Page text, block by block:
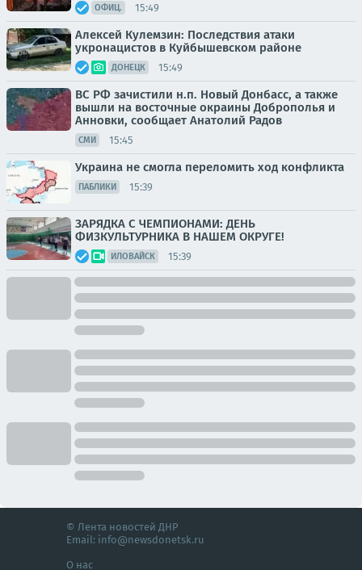
ОФИЦ. 15:49
Алексей Кулемзин: Последствия атаки
укронацистов в Куйбышевском районе
ДОНЕЦК 15:49
ВС РФ зачистили н.п. Новый Донбасс, а также
вышли на восточные окраины Доброполья и
Анновки, сообщает Анатолий Радов
СМИ 15:45
Украина не смогла переломить ход конфликта
ПАБЛИКИ 15:39
ЗАРЯДКА С ЧЕМПИОНАМИ: ДЕНЬ
ФИЗКУЛЬТУРНИКА В НАШЕМ ОКРУГЕ!
ИЛОВАЙСК 15:39
© Лента новостей ДНР
Email: info@newsdonetsk.ru
О нас